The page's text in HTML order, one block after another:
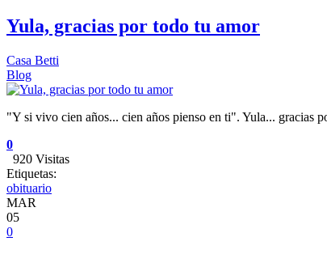
Yula, gracias por todo tu amor
Casa Betti
Blog
"Y si vivo cien años... cien años pienso en ti". Yula... gracias
0
920 Visitas
Etiquetas:
obituario
MAR
05
0